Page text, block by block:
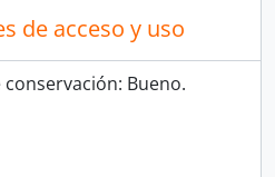
de acceso y uso
conservación: Bueno.